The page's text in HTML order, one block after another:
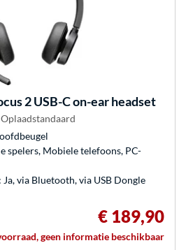
2 USB-C on-ear headset
spelers, Mobiele telefoons, PC-
via Bluetooth, via USB Dongle
€ 189,90
geen informatie beschikbaar